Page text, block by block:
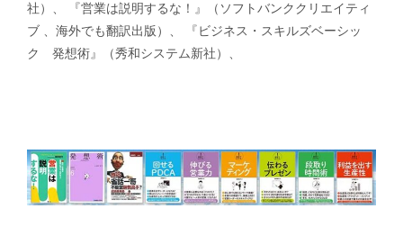
社）、 『営業は説明するな！』（ソフトバンククリエイティ
ブ 、海外でも翻訳出版）、 『ビジネス・スキルズベーシッ
ク 発想術』（秀和システム新社）、